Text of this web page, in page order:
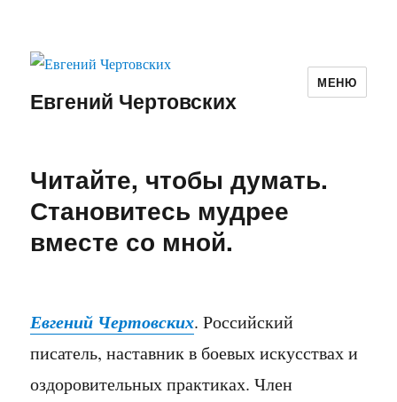
Евгений Чертовских
МЕНЮ
Читайте, чтобы думать.
Становитесь мудрее
вместе со мной.
Евгений Чертовских. Российский
писатель, наставник в боевых искусствах и
оздоровительных практиках. Член